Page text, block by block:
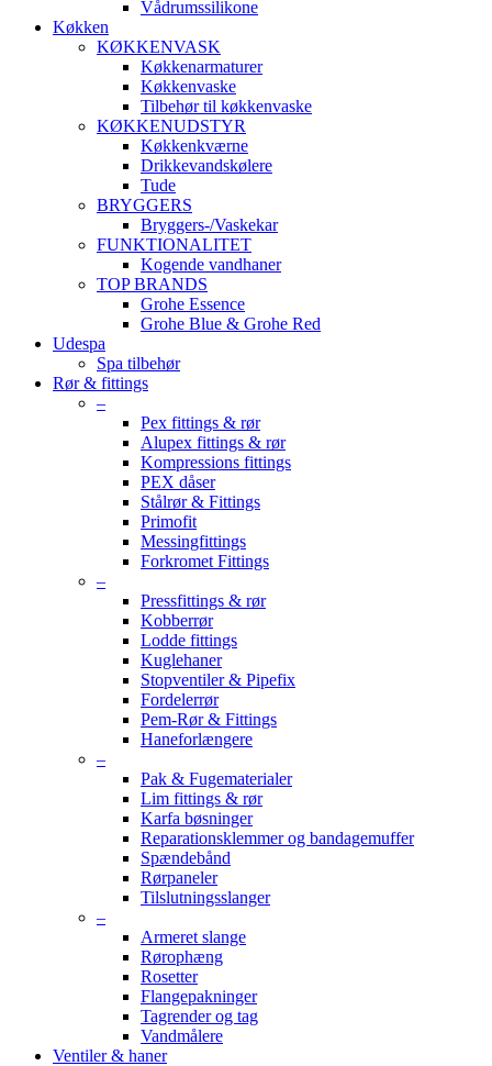
Vådrumssilikone
Køkken
KØKKENVASK
Køkkenarmaturer
Køkkenvaske
Tilbehør til køkkenvaske
KØKKENUDSTYR
Køkkenkværne
Drikkevandskølere
Tude
BRYGGERS
Bryggers-/Vaskekar
FUNKTIONALITET
Kogende vandhaner
TOP BRANDS
Grohe Essence
Grohe Blue & Grohe Red
Udespa
Spa tilbehør
Rør & fittings
–
Pex fittings & rør
Alupex fittings & rør
Kompressions fittings
PEX dåser
Stålrør & Fittings
Primofit
Messingfittings
Forkromet Fittings
–
Pressfittings & rør
Kobberrør
Lodde fittings
Kuglehaner
Stopventiler & Pipefix
Fordelerrør
Pem-Rør & Fittings
Haneforlængere
–
Pak & Fugematerialer
Lim fittings & rør
Karfa bøsninger
Reparationsklemmer og bandagemuffer
Spændebånd
Rørpaneler
Tilslutningsslanger
–
Armeret slange
Rørophæng
Rosetter
Flangepakninger
Tagrender og tag
Vandmålere
Ventiler & haner